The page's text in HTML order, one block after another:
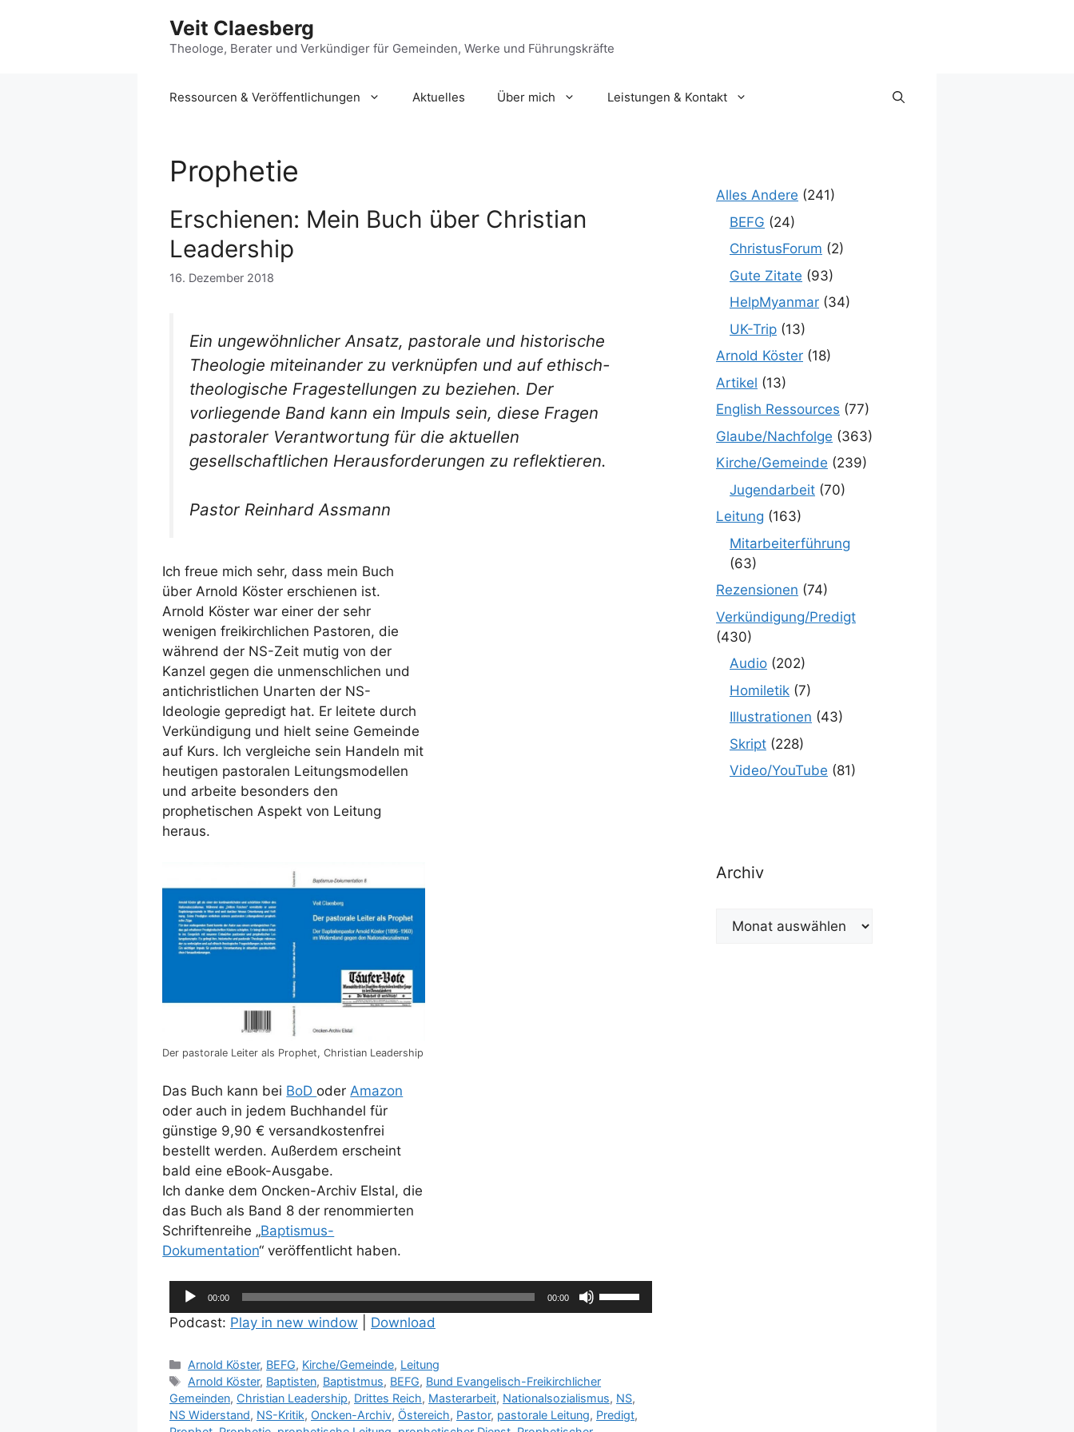
Veit Claesberg
Theologe, Berater und Verkündiger für Gemeinden, Werke und Führungskräfte
Ressourcen & Veröffentlichungen Aktuelles Über mich Leistungen & Kontakt
Prophetie
Erschienen: Mein Buch über Christian
Leadership
16. Dezember 2018
Ein ungewöhnlicher Ansatz, pastorale und historische
Theologie miteinander zu verknüpfen und auf ethisch-
theologische Fragestellungen zu beziehen. Der
vorliegende Band kann ein Impuls sein, diese Fragen
pastoraler Verantwortung für die aktuellen
gesellschaftlichen Herausforderungen zu reflektieren.
Pastor Reinhard Assmann
Ich freue mich sehr, dass mein Buch
über Arnold Köster erschienen ist.
Arnold Köster war einer der sehr
wenigen freikirchlichen Pastoren, die
während der NS-Zeit mutig von der
Kanzel gegen die unmenschlichen und
antichristlichen Unarten der NS-
Ideologie gepredigt hat. Er leitete durch
Verkündigung und hielt seine Gemeinde
auf Kurs. Ich vergleiche sein Handeln mit
heutigen pastoralen Leitungsmodellen
und arbeite besonders den
prophetischen Aspekt von Leitung
heraus.
Der pastorale Leiter als Prophet, Christian Leadership
Das Buch kann bei BoD oder Amazon
oder auch in jedem Buchhandel für
günstige 9,90 € versandkostenfrei
bestellt werden. Außerdem erscheint
bald eine eBook-Ausgabe.
Ich danke dem Oncken-Archiv Elstal, die
das Buch als Band 8 der renommierten
Schriftenreihe „Baptismus-
Dokumentation“ veröffentlicht haben.
Audio-
Player
00:00 00:00
Pfeiltasten
Hoch/Runter
Lautstärke
zu
Podcast: Play in new window Download
Kategorien
Arnold Köster, BEFG, Kirche/Gemeinde, Leitung
Schlagwörter
Arnold Köster, Baptisten, Baptistmus, BEFG, Bund Evangelisch-Freikirchlicher
Gemeinden, Christian Leadership, Drittes Reich, Masterarbeit, Nationalsozialismus, NS,
NS Widerstand, NS-Kritik, Oncken-Archiv, Östereich, Pastor, pastorale Leitung, Predigt,
Alles Andere (241)
BEFG (24)
ChristusForum (2)
Gute Zitate (93)
HelpMyanmar (34)
UK-Trip (13)
Arnold Köster (18)
Artikel (13)
English Ressources (77)
Glaube/Nachfolge (363)
Kirche/Gemeinde (239)
Jugendarbeit (70)
Leitung (163)
Mitarbeiterführung
(63)
Rezensionen (74)
Verkündigung/Predigt
(430)
Audio (202)
Homiletik (7)
Illustrationen (43)
Skript (228)
Video/YouTube (81)
Archiv
Archiv